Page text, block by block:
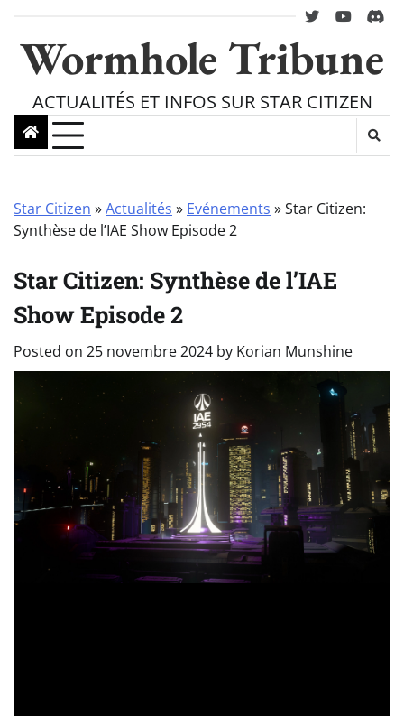
content
twitteryoutube
Wormhole Tribune
ACTUALITÉS ET INFOS SUR STAR CITIZEN
Star Citizen »Actualités » Evénements »Star Citizen:
Synthèse de l’IAE Show Episode 2
Star Citizen: Synthèse de l’IAE
Show Episode 2
Posted on 25 novembre 2024 by Korian Munshine